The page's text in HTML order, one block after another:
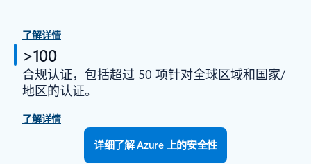
了解详情
>100
合规认证，包括超过 50 项针对全球区域和国家/
地区的认证。
了解详情
详细了解 Azure 上的安全性